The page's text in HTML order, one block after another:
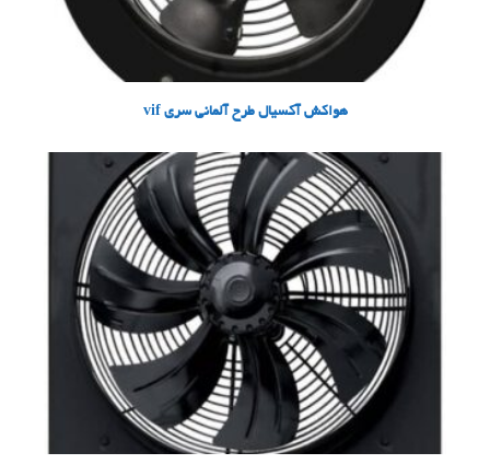
هواکش آکسیال طرح آلمانی سری vif